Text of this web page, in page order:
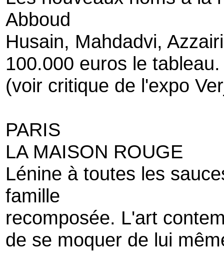
Abboud
Husain, Mahdadvi,
100.000 euros le tableau.
(voir critique de l'expo
PARIS
LA MAISON ROUGE
Lénine à toutes les
famille
recomposée. L'art
de se moquer de lui